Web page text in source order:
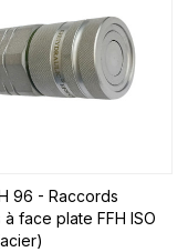
96 - Raccords
face plate FFH ISO